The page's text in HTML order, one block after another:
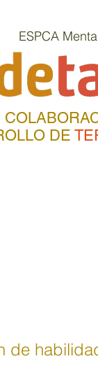
DE
ESPCA
de